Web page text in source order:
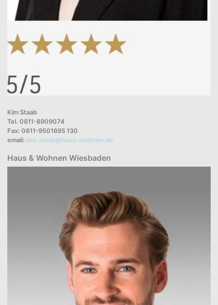
Kim Staab
Tel. 0611-8909074
Fax: 0611-9501695 130
email: kim.staab@haus-wohnen.de
Haus & Wohnen Wiesbaden